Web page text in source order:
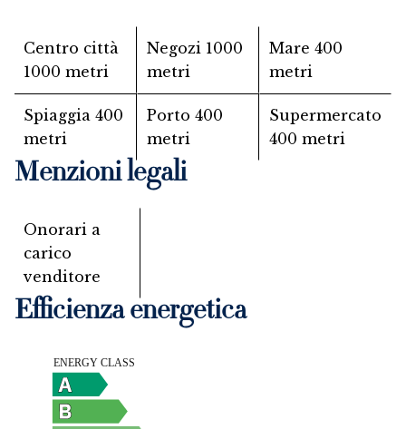
Centro città
1000 metri
Negozi 1000
metri
Mare 400
metri
Spiaggia 400
metri
Porto 400
metri
Supermercato
400 metri
Menzioni legali
Onorari a
carico
venditore
Efficienza energetica